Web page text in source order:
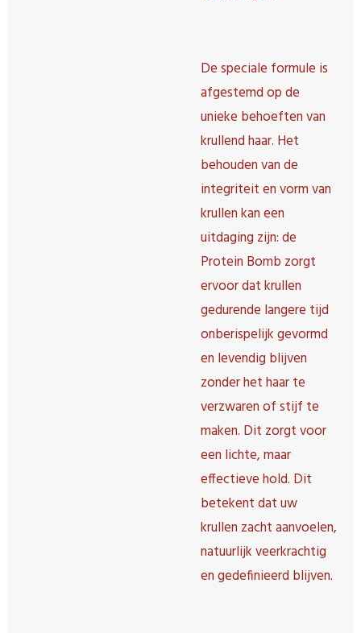
De speciale formule is
afgestemd op de
unieke behoeften van
krullend haar. Het
behouden van de
integriteit en vorm van
krullen kan een
uitdaging zijn: de
Protein Bomb zorgt
ervoor dat krullen
gedurende langere tijd
onberispelijk gevormd
en levendig blijven
zonder het haar te
verzwaren of stijf te
maken. Dit zorgt voor
een lichte, maar
effectieve hold. Dit
betekent dat uw
krullen zacht aanvoelen,
natuurlijk veerkrachtig
en gedefinieerd blijven.